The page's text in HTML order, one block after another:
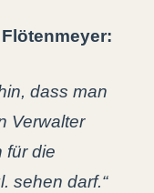
dass man
Verwalter
für die
sehen darf.“